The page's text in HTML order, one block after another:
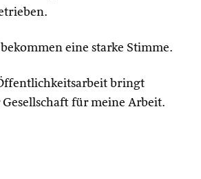
eine starke Stimme.
bringt
für meine Arbeit.